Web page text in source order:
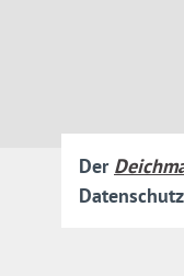
Basismodul
Der